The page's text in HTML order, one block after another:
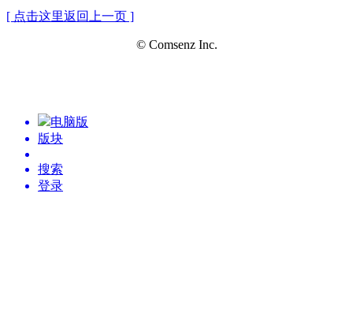
[ 点击这里返回上一页 ]
© Comsenz Inc.
电脑版
版块
搜索
登录